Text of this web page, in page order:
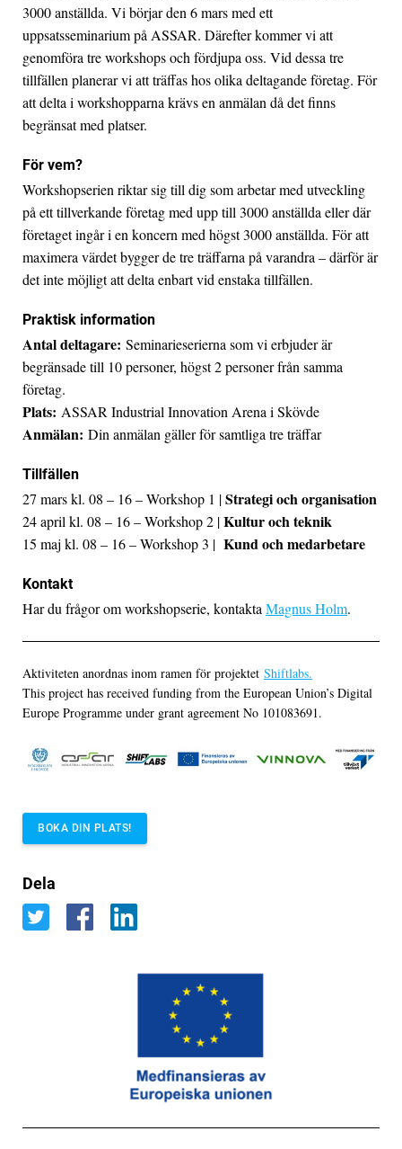
3000 anställda. Vi börjar den 6 mars med ett
uppsatsseminarium på ASSAR. Därefter kommer vi att
genomföra tre workshops och fördjupa oss. Vid dessa tre
tillfällen planerar vi att träffas hos olika deltagande företag. För
att delta i workshopparna krävs en anmälan då det finns
begränsat med platser.
För vem?
Workshopserien riktar sig till dig som arbetar med utveckling
på ett tillverkande företag med upp till 3000 anställda eller där
företaget ingår i en koncern med högst 3000 anställda. För att
maximera värdet bygger de tre träffarna på varandra – därför är
det inte möjligt att delta enbart vid enstaka tillfällen.
Praktisk information
Antal deltagare: Seminarieserierna som vi erbjuder är
begränsade till 10 personer, högst 2 personer från samma
företag.
Plats: ASSAR Industrial Innovation Arena i Skövde
Anmälan: Din anmälan gäller för samtliga tre träffar
Tillfällen
27 mars kl. 08 – 16 – Workshop 1 |Strategi och organisation
24 april kl. 08 – 16 – Workshop 2 |Kultur och teknik
15 maj kl. 08 – 16 – Workshop 3 | Kund och medarbetare
Kontakt
Har du frågor om workshopserie, kontakta Magnus Holm.
Aktiviteten anordnas inom ramen för projektet Shiftlabs.
This project has received funding from the European Union’s Digital
Europe Programme under grant agreement No 101083691.
BOKA DIN PLATS!
Dela